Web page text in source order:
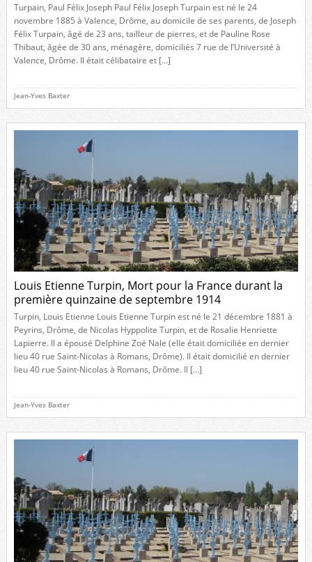
Turpain, Paul Félix Joseph Paul Félix Joseph Turpain est né le 24
novembre 1885 à Valence, Drôme, au domicile de ses parents, de Joseph
Félix Turpain, âgé de 23 ans, tailleur de pierres, et de Pauline Rose
Thibaut, âgée de 30 ans, ménagère, domiciliés 7 rue de l’Université à
Valence, Drôme. Il était célibataire et […]
Jean-Yves Baxter
Louis Etienne Turpin, Mort pour la France durant la
première quinzaine de septembre 1914
Turpin, Louis Etienne Louis Etienne Turpin est né le 21 décembre 1881 à
Peyrins, Drôme, de Nicolas Hyppolite Turpin, et de Rosalie Henriette
Lapierre. Il a épousé Delphine Zoé Nale (elle était domiciliée en dernier
lieu 40 rue Saint-Nicolas à Romans, Drôme). Il était domicilié en dernier
lieu 40 rue Saint-Nicolas à Romans, Drôme. Il […]
Jean-Yves Baxter